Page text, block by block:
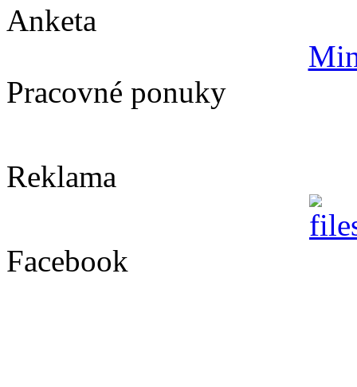
Anketa
Pracovné ponuky
Reklama
Facebook